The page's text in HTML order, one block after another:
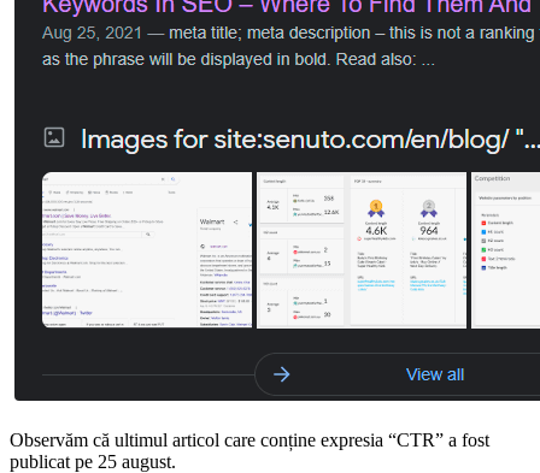
Observăm că ultimul articol care conține expresia “CTR” a fost
publicat pe 25 august.